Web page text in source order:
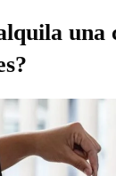
una